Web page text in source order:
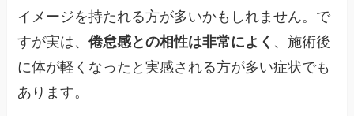
イメージを持たれる方が多いかもしれません。で
すが実は、倦怠感との相性は非常によく 、施術後
に体が軽くなったと実感される方が多い症状でも
あります。